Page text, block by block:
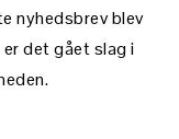
nyhedsbrev blev
det gået slag i